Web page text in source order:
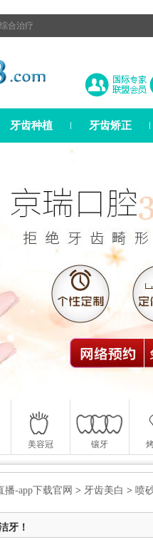
综合治疗
牙齿种植 牙齿矫正
美容冠 镶牙
播-app下载官网 > 牙齿美白 > 喷
牙！